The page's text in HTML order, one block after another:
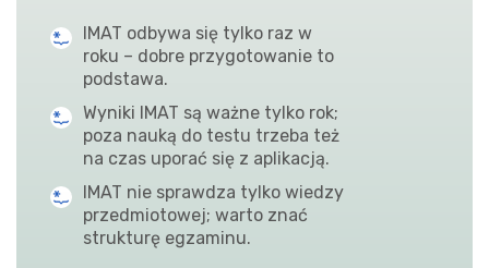
IMAT odbywa się tylko raz w
roku – dobre przygotowanie to
podstawa.
Wyniki IMAT są ważne tylko rok;
poza nauką do testu trzeba też
na czas uporać się z aplikacją.
IMAT nie sprawdza tylko wiedzy
przedmiotowej; warto znać
strukturę egzaminu.